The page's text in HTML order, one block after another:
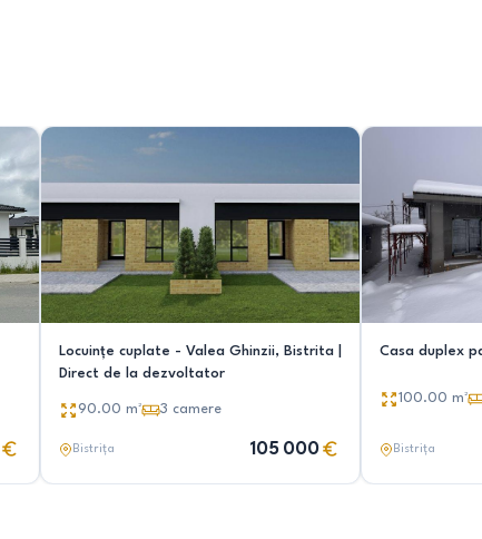
Locuințe cuplate - Valea Ghinzii, Bistrita |
Direct de la dezvoltator
90.00 m² 3 camere
Bistrița 105 000
Casa duplex
100.00 m²
Bistrița